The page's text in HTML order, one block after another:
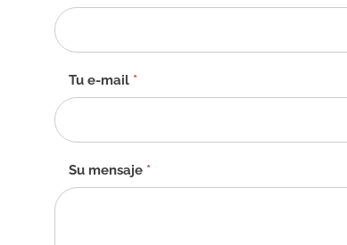
de
contacto
Tu e-mail *
Su mensaje *